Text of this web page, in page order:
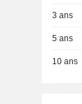
3 ans
5 ans
10 ans